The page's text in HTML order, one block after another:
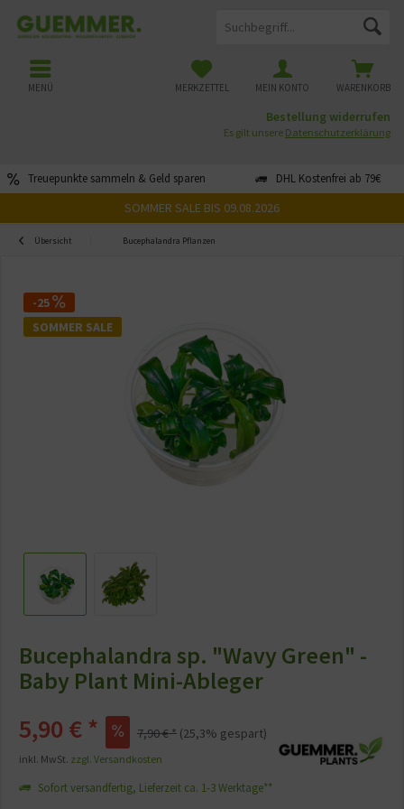
Treuepunkte sammeln & Geld sparen DHL Kostenfrei ab 79€
WARENKORB
MERKZETTEL MEIN KONTO
MENÜ
Bestellung widerrufen
Es gilt unsere Datenschutzerklärung
SOMMER SALE BIS 09.08.2026
Übersicht Bucephalandra Pflanzen
-25
SOMMER SALE
Bucephalandra sp. "Wavy Green" -
Baby Plant Mini-Ableger
5,90 €* 7,90 €* (25,3% gespart)
inkl. MwSt. zzgl. Versandkosten
Sofort versandfertig, Lieferzeit ca. 1-3 Werktage**